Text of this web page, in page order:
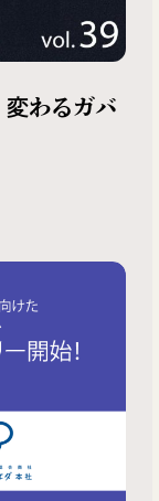
変わるガバ